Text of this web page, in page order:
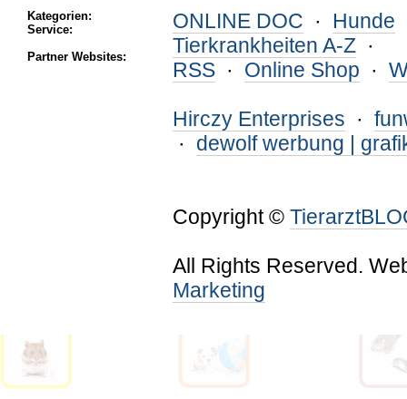
Kategorien:
Service:
Partner Websites:
ONLINE DOC · Hunde
Tierkrankheiten A-Z ·
RSS · Online Shop ·
Hirczy Enterprises ·
· dewolf werbung |
Copyright ©
All Rights Reserved.
Marketing